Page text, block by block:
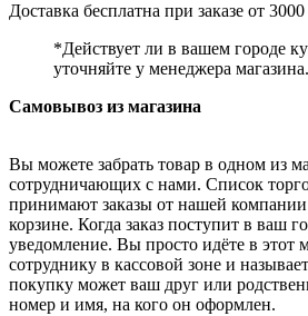
Доставка бесплатна при заказе от
*Действует ли в вашем городе
уточняйте у менеджера магазина.
Самовывоз из магазина
Вы можете забрать товар в одном из
сотрудничающих с нами. Список
принимают заказы от нашей компании
корзине. Когда заказ поступит в ваш
уведомление. Вы просто идёте в этот
сотруднику в кассовой зоне и
покупку может ваш друг или
номер и имя, на кого он оформлен.